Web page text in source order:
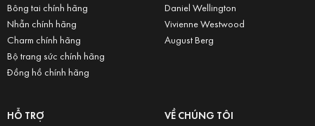
Bông tai chính hãng
Nhẫn chính hãng
Charm chính hãng
Bộ trang sức chính hãng
Đồng hồ chính hãng
Daniel Wellington
Vivienne Westwood
August Berg
HỖ TRỢ VỀ CHÚNG TÔI